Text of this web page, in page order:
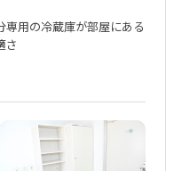
専用の冷蔵庫が部屋にある
さ